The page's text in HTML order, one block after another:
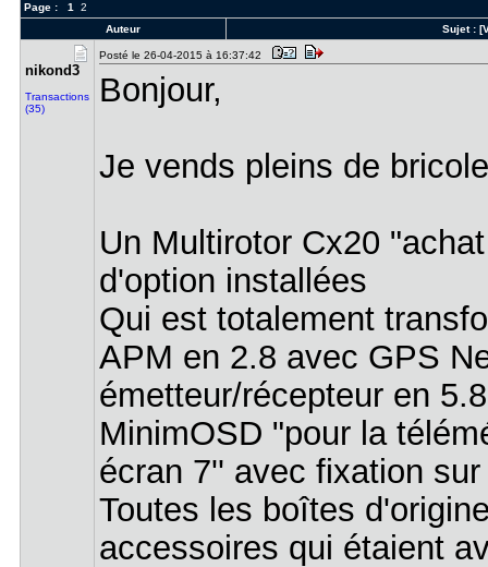
Page : 1
2
Auteur
Sujet :
nikond3
Transactions
(35)
Posté le 26-04-2015 à 16:37:42
Bonjour,
Je vends pleins de
Un Multirotor Cx20
d'option installées
Qui est totalement
APM en 2.8 avec GPS
émetteur/récepteur en
MinimOSD "pour la
écran 7'' avec fixation
Toutes les boîtes
accessoires qui étaient